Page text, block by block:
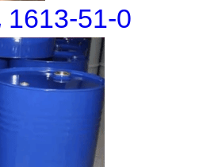
1613-51-0